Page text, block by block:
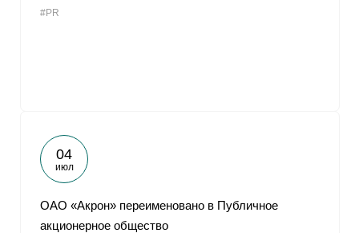
#PR
04
июл
ОАО «Акрон» переименовано в Публичное
акционерное общество